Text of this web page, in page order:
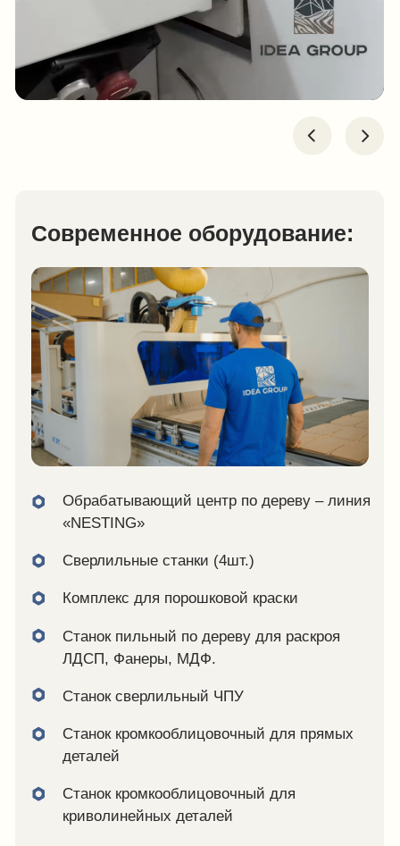
Нами оборудованы:
Школа на 500 ученических мест в селе
Карланюрт Хасавюртовского района;
Школа на 400 ученических мест и детский сад
на 50 мест в селе Алмало Кумторкалинского
района;
мест;
Школа на 320 ученических мест, село
Новая Урада Шамильского района РД;
Школа на 300 ученических мест в селе
Теречное Хасавюртовского района РД;
Тинди Цумадинского р-на РД;
Школа на 200 ученических мест в селе
Миатли Кизилюртовского района РД;